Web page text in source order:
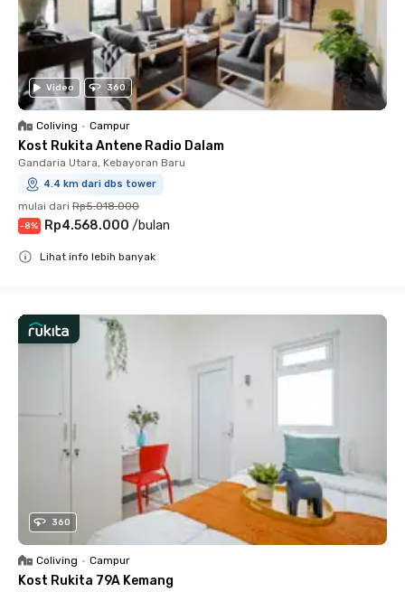
Video 360
Coliving • Campur
Kost Rukita Antene Radio Dalam
Gandaria Utara, Kebayoran Baru
4.4 km dari dbs tower
mulai dari Rp5.018.000
-8% Rp4.568.000 /bulan
Lihat info lebih banyak
360
Coliving • Campur
Kost Rukita 79A Kemang